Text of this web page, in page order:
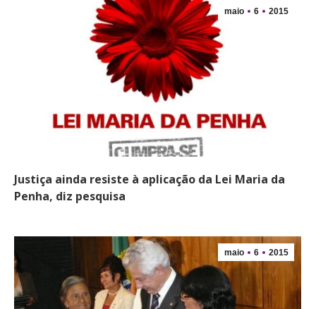
maio 6 2015
Justiça ainda resiste à aplicação da Lei Maria da
Penha, diz pesquisa
maio 6 2015